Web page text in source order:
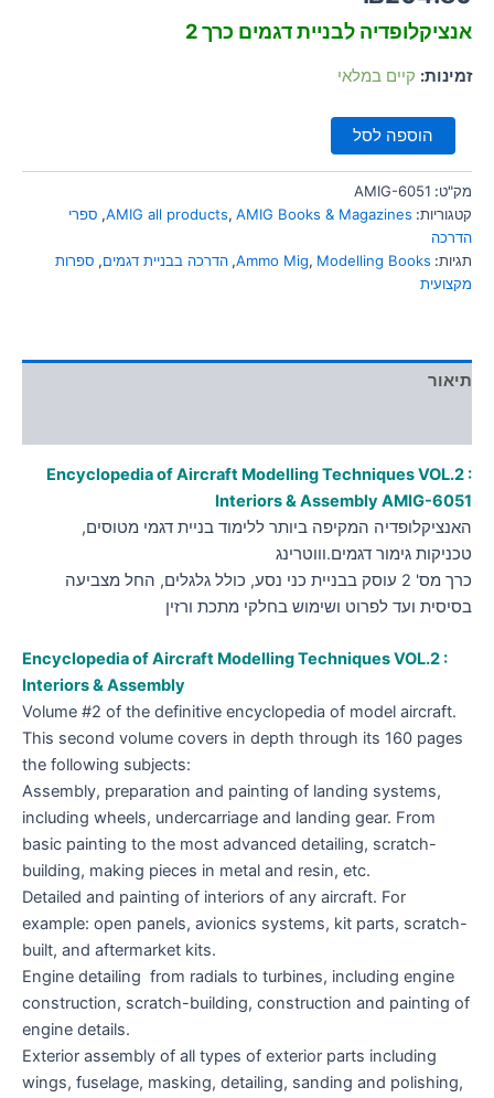
סמן קישורים
אנציקלופדיה לבניית דגמים כרך 2
זמינות: קיים במלאי
הוספה לסל
מק"ט: AMIG-6051
קטגוריות:
AMIG all products, AMIG Books & Magazines
, ספרי
הדרכה
תגיות:
Ammo Mig, Modelling Books
, הדרכה בבניית דגמים, ספרות
מקצועית
תיאור
Encyclopedia of Aircraft Modelling Techniques VOL.2 :
Interiors & Assembly AMIG-6051
האנציקלופדיה המקיפה ביותר ללימוד בניית דגמי מטוסים,
טכניקות גימור דגמים.וווטרינג
כרך מס' 2 עוסק בבניית כני נסע, כולל גלגלים, החל מצביעה
בסיסית ועד לפרוט ושימוש בחלקי מתכת ורזין
Encyclopedia of Aircraft Modelling Techniques VOL.2 :
Interiors & Assembly
Volume #2 of the definitive encyclopedia of model aircraft.
This second volume covers in depth through its 160 pages
the following subjects:
Assembly, preparation and painting of landing systems,
including wheels, undercarriage and landing gear. From
basic painting to the most advanced detailing, scratch-
building, making pieces in metal and resin, etc.
Detailed and painting of interiors of any aircraft. For
example: open panels, avionics systems, kit parts, scratch-
built, and aftermarket kits.
Engine detailing from radials to turbines, including engine
construction, scratch-building, construction and painting of
engine details.
Exterior assembly of all types of exterior parts including
wings, fuselage, masking, detailing, sanding and polishing,